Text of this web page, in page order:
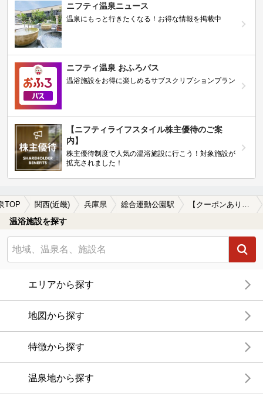
ニフティ温泉ニュース
温泉にもっと行きたくなる！お得な情報を掲載中
ニフティ温泉 おふろパス
温浴施設をお得に楽しめるサブスクリプションプラン
【ニフティライフスタイル株主優待のご案
内】
株主優待制度で人気の温浴施設に行こう！対象施設が
拡充されました！
TOP 関西(近畿) 兵庫県 総合運動公園駅
温浴施設を探す
エリアから探す
地図から探す
特徴から探す
温泉地から探す